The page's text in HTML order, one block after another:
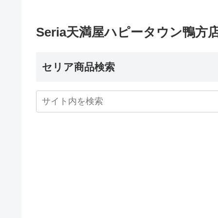
Seria天満屋ハピータウン鴨方
セリア商品検索